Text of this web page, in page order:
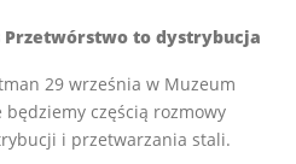
Przetwórstwo to dystrybucja
29 września w Muzeum
będziemy częścią rozmowy
i przetwarzania stali.